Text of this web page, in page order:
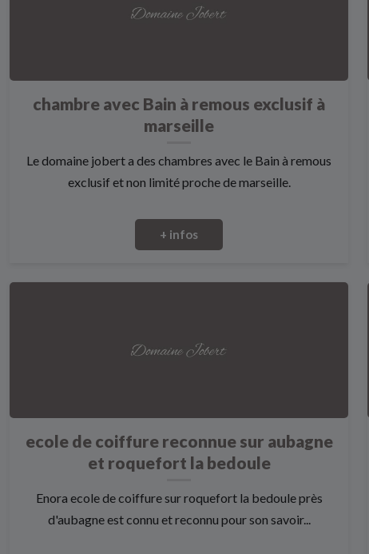
chambre avec Bain à remous exclusif à
marseille
Le domaine jobert a des chambres avec le Bain à remous
exclusif et non limité proche de marseille.
+ infos
ecole de coiffure reconnue sur aubagne
et roquefort la bedoule
Enora ecole de coiffure sur roquefort la bedoule près
d'aubagne est connu et reconnu pour son savoir...